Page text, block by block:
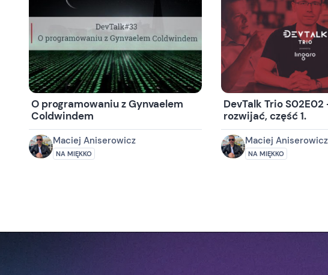
O programowaniu z Gynvaelem
Coldwindem
Maciej Aniserowicz
NA MIĘKKO
DevTalk Trio S02E02
rozwijać, część 1.
Maciej Aniserowicz
NA MIĘKKO